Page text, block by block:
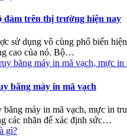
đàm trên thị trường hiện nay
sử dụng vô cùng phổ biến
cao của nó. Bộ…
băng máy in mã vạch
băng máy in mã vạch, mực in
các nhãn để xác định sức…